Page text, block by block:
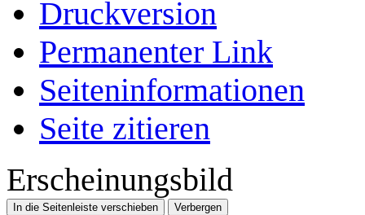
Druckversion
Permanenter Link
Seiten­­informationen
Seite zitieren
Erscheinungsbild
In die Seitenleiste verschieben Verbergen